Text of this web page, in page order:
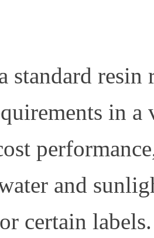
standard
in
and
certain